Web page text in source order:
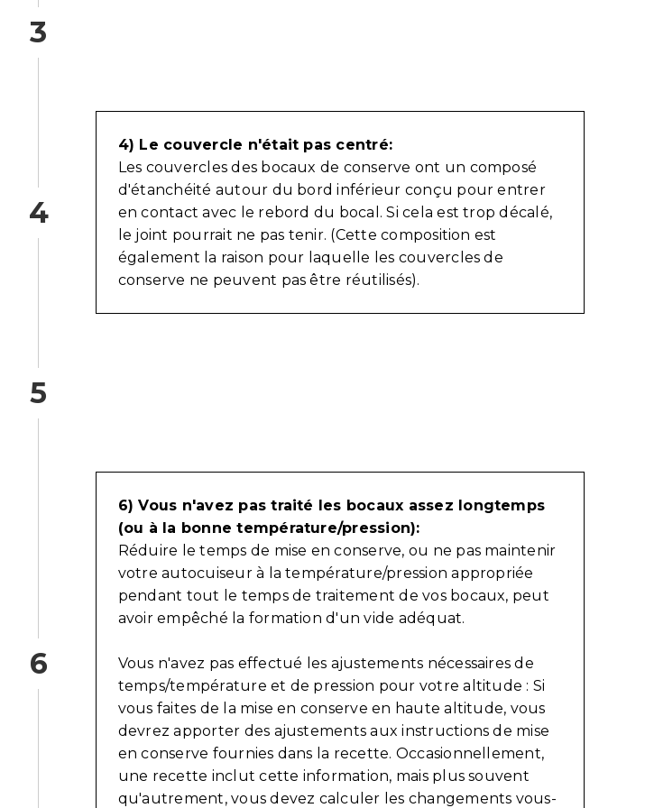
3
4
4) Le couvercle n'était pas centré:
Les couvercles des bocaux de conserve ont un composé
d'étanchéité autour du bord inférieur conçu pour entrer
en contact avec le rebord du bocal. Si cela est trop décalé,
le joint pourrait ne pas tenir. (Cette composition est
également la raison pour laquelle les couvercles de
conserve ne peuvent pas être réutilisés).
5
6
6) Vous n'avez pas traité les bocaux assez longtemps
(ou à la bonne température/pression):
Réduire le temps de mise en conserve, ou ne pas maintenir
votre autocuiseur à la température/pression appropriée
pendant tout le temps de traitement de vos bocaux, peut
avoir empêché la formation d'un vide adéquat.
Vous n'avez pas effectué les ajustements nécessaires de
temps/température et de pression pour votre altitude : Si
vous faites de la mise en conserve en haute altitude, vous
devrez apporter des ajustements aux instructions de mise
en conserve fournies dans la recette. Occasionnellement,
une recette inclut cette information, mais plus souvent
qu'autrement, vous devez calculer les changements vous-